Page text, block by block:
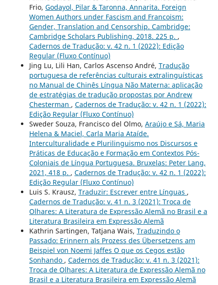
Frio, Godayol, Pilar & Taronna, Annarita. Foreign
Women Authors under Fascism and Francoism:
Gender, Translation and Censorship. Cambridge:
Cambridge Scholars Publishing, 2018. 225 p. ,
Cadernos de Tradução: v. 42 n. 1 (2022): Edição
Regular (Fluxo Contínuo)
Jing Lu, Lili Han, Carlos Ascenso André, Tradução
portuguesa de referências culturais extralinguísticas
no Manual de Chinês Língua Não Materna: aplicação
de estratégias de tradução propostas por Andrew
Chesterman , Cadernos de Tradução: v. 42 n. 1 (2022):
Edição Regular (Fluxo Contínuo)
Sweder Souza, Francisco del Olmo, Araújo e Sá, Maria
Helena & Maciel, Carla Maria Ataíde.
Interculturalidade e Plurilinguismo nos Discursos e
Práticas de Educação e Formação em Contextos Pós-
Coloniais de Língua Portuguesa. Bruxelas: Peter Lang,
2021, 418 p. , Cadernos de Tradução: v. 42 n. 1 (2022):
Edição Regular (Fluxo Contínuo)
Luis S. Krausz, Traduzir: Escrever entre Línguas ,
Cadernos de Tradução: v. 41 n. 3 (2021): Troca de
Olhares: A Literatura de Expressão Alemã no Brasil e a
Literatura Brasileira em Expressão Alemã
Kathrin Sartingen, Tatjana Wais, Traduzindo o
Passado: Erinnern als Prozess des Übersetzens am
Beispiel von Noemi Jaffes O que os Cegos estão
Sonhando , Cadernos de Tradução: v. 41 n. 3 (2021):
Troca de Olhares: A Literatura de Expressão Alemã no
Brasil e a Literatura Brasileira em Expressão Alemã